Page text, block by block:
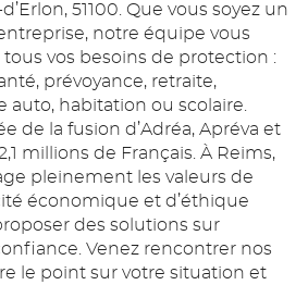
51100. Que vous soyez un
notre équipe vous
vos besoins de protection :
prévoyance, retraite,
auto, habitation ou scolaire.
de la fusion d’Adréa, Apréva et
millions de Français. À Reims,
pleinement les valeurs de
économique et d’éthique
des solutions sur
Venez rencontrer nos
le point sur votre situation et